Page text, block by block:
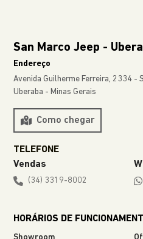
San Marco Jeep -
Endereço
Avenida Guilherme Ferreira, 2334 -
Uberaba - Minas Gerais
Como chegar
Vendas
(34) 3319-8002
HORÁRIOS DE